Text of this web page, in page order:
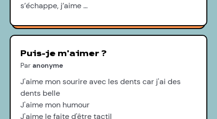
s’échappe, j’aime …
Puis-je m'aimer ?
Par anonyme
J'aime mon sourire avec les dents car j'ai des
dents belle
J'aime mon humour
J'aime le faite d'être tactil